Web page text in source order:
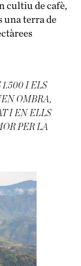
cultiu de cafè,
una terra de
I ELS
OMBRA,
I EN ELLS
PER LA